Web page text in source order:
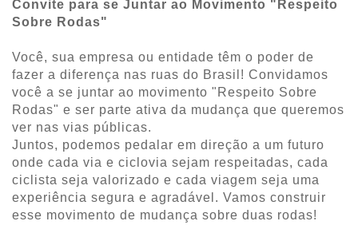
Convite para se Juntar ao Movimento "Respeito
Sobre Rodas"
Você, sua empresa ou entidade têm o poder de
fazer a diferença nas ruas do Brasil! Convidamos
você a se juntar ao movimento "Respeito Sobre
Rodas" e ser parte ativa da mudança que queremos
ver nas vias públicas.
Juntos, podemos pedalar em direção a um futuro
onde cada via e ciclovia sejam respeitadas, cada
ciclista seja valorizado e cada viagem seja uma
experiência segura e agradável. Vamos construir
esse movimento de mudança sobre duas rodas!